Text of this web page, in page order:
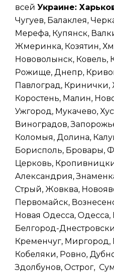
всей Украине:
Чугуев, Балаклея,
Мерефа, Купянск,
Жмеринка, Козятин,
Нововолынск, Ковель,
Рожище, Днепр,
Павлоград,
Коростень, Малин,
Ужгород, Мукачево,
Виноградов,
Коломыя, Долина,
Борисполь, Бровары,
Церковь,
Александрия,
Стрый, Жовква,
Первомайск,
Новая Одесса,
Белгород-
Кременчуг, Миргород,
Кобеляки, Ровно,
Здолбунов, Острог,